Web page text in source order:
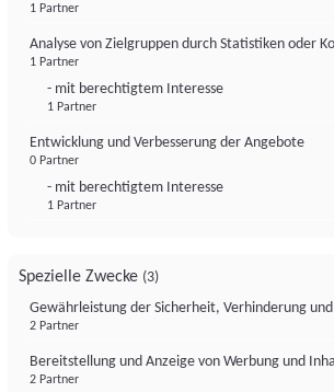
1 Partner
Analyse von Zielgruppen durch Statistiken oder
1 Partner
- mit berechtigtem Interesse
1 Partner
Entwicklung und Verbesserung der Angebote
0 Partner
- mit berechtigtem Interesse
1 Partner
Spezielle Zwecke (3)
Gewährleistung der Sicherheit, Verhinderung
2 Partner
Bereitstellung und Anzeige von Werbung und
2 Partner